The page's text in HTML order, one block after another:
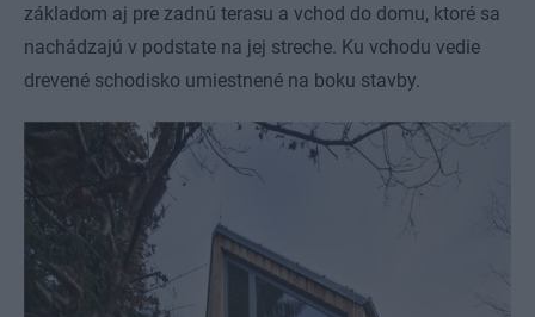
základom aj pre zadnú terasu a vchod do domu, ktoré sa
nachádzajú v podstate na jej streche. Ku vchodu vedie
drevené schodisko umiestnené na boku stavby.